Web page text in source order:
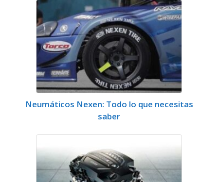
Neumáticos Nexen: Todo lo que necesitas
saber